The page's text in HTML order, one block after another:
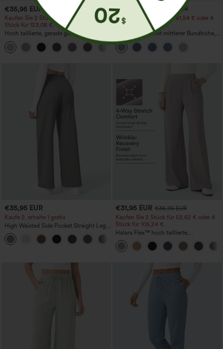
€35,95 EUR
Kaufen Sie 2 Stück für 61,54 € oder 4
Stück für 123,08 €.
Hoch taillierte, gerade geschnittene,
legere Leinen-Optik-Hose mit Taschen
+5
€44,95 EUR
€49,95 EUR
Kaufen Sie 2 Stück für 61,54 € oder 4
Stück für 123,08 €.
Lässige Jeans mit mittlerer Bundhöhe,
Kordelzug und Taschen
€35,95 EUR
Kaufe 2, erhalte 1 gratis
High Waisted Side Pocket Straight Leg
Work Pants
€31,95 EUR €35,95 EUR
Kaufen Sie 2 Stück für 52,62 € oder 4
Stück für 105,24 €.
Halara Flex™ hoch taillierte,
figurformende Arbeitshose, die die Taille
schmaler wirken lässt, mit Taschen,
weitem Bein und Mikro-Waffelstruktur